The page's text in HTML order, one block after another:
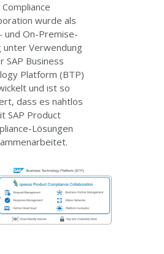
Compliance
wurde als
und On-Premise-
unter Verwendung
SAP Business
Platform (BTP)
und ist so
dass es nahtlos
SAP Product
Lösungen